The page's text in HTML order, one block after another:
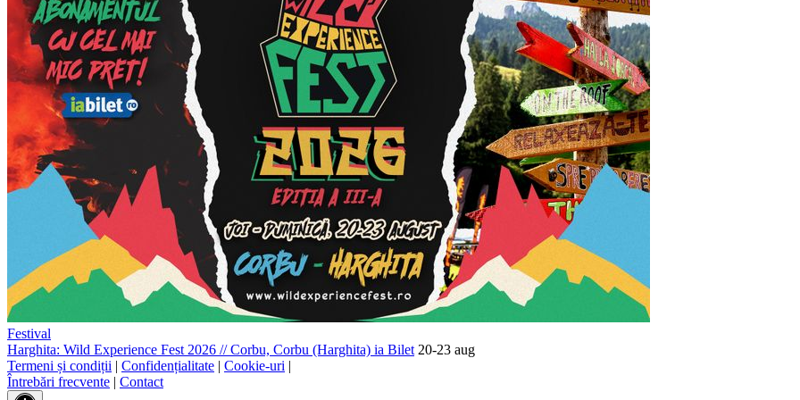
Festival
Harghita: Wild Experience Fest 2026 //Corbu, Corbu (Harghita) ia Bilet 20-23 aug
Termeni și condiții | Confidențialitate | Cookie-uri |
Întrebări frecvente | Contact